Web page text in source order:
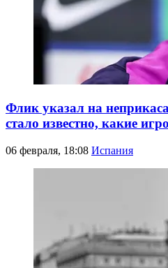
Флик указал на
стало известно, какие
06 февраля, 18:08 Испания